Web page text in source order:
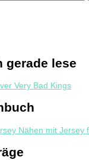
gerade lese